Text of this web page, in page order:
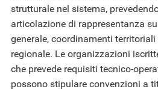
strutturale nel sistema,
articolazione di rappresentanza
generale, coordinamenti
regionale. Le organizzazioni
che prevede requisiti tecnico-
possono stipulare convenzioni a